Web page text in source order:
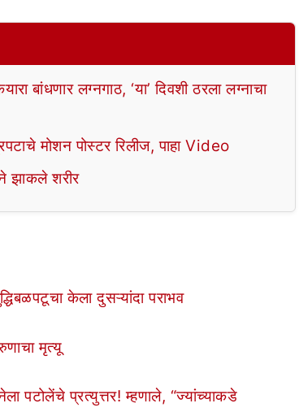
लग्नगाठ, ‘या’ दिवशी ठरला लग्नाचा
मोशन पोस्टर रिलीज, पाहा Video
झाकले शरीर
केला दुसऱ्यांदा पराभव
मृत्यू
पटोलेंचे प्रत्युत्तर! म्हणाले, “ज्यांच्याकडे